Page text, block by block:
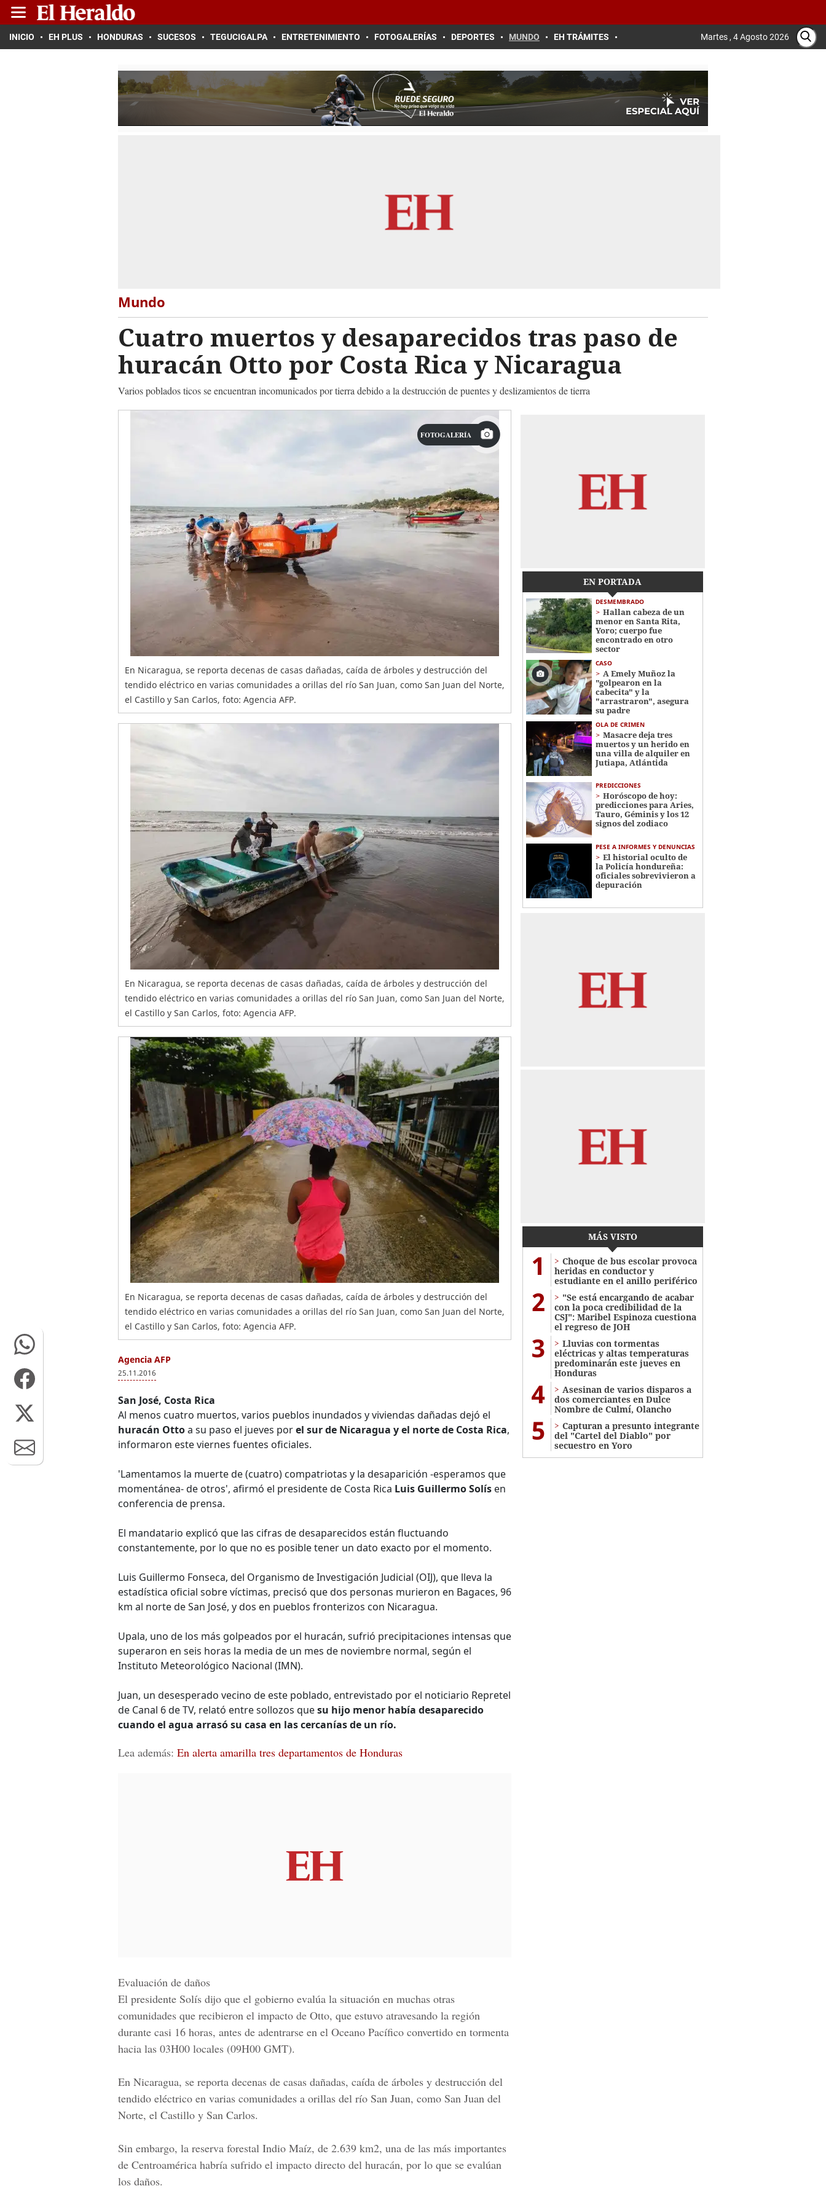
INICIO EH PLUS HONDURAS SUCESOS TEGUCIGALPA ENTRETENIMIENTO FOTOGALERÍAS DEPORTES MUNDO EH TRÁMITES Martes , 4 Agosto 2026
Mundo
Cuatro muertos y desaparecidos tras paso de
huracán Otto por Costa Rica y Nicaragua
Varios poblados ticos se encuentran incomunicados por tierra debido a la destrucción de puentes y deslizamientos de tierra
FOTOGALERÍA
En Nicaragua, se reporta decenas de casas dañadas, caída de árboles y destrucción del
tendido eléctrico en varias comunidades a orillas del río San Juan, como San Juan del Norte,
el Castillo y San Carlos, foto: Agencia AFP.
En Nicaragua, se reporta decenas de casas dañadas, caída de árboles y destrucción del
tendido eléctrico en varias comunidades a orillas del río San Juan, como San Juan del Norte,
el Castillo y San Carlos, foto: Agencia AFP.
En Nicaragua, se reporta decenas de casas dañadas, caída de árboles y destrucción del
tendido eléctrico en varias comunidades a orillas del río San Juan, como San Juan del Norte,
el Castillo y San Carlos, foto: Agencia AFP.
Agencia AFP
25.11.2016
San José, Costa Rica
Al menos cuatro muertos, varios pueblos inundados y viviendas dañadas dejó el
huracán Ottoa su paso el jueves porel sur de Nicaragua y el norte de Costa Rica,
informaron este viernes fuentes oficiales.
'Lamentamos la muerte de (cuatro) compatriotas y la desaparición -esperamos que
momentánea- de otros', afirmó el presidente de Costa Rica Luis Guillermo Solís en
conferencia de prensa.
El mandatario explicó que las cifras de desaparecidos están fluctuando
constantemente, por lo que no es posible tener un dato exacto por el momento.
Luis Guillermo Fonseca, del Organismo de Investigación Judicial (OIJ), que lleva la
estadística oficial sobre víctimas, precisó que dos personas murieron en Bagaces, 96
km al norte de San José, y dos en pueblos fronterizos con Nicaragua.
Upala, uno de los más golpeados por el huracán, sufrió precipitaciones intensas que
superaron en seis horas la media de un mes de noviembre normal, según el
Instituto Meteorológico Nacional (IMN).
Juan, un desesperado vecino de este poblado, entrevistado por el noticiario Repretel
de Canal 6 de TV, relató entre sollozos quesu hijo menor había desaparecido
cuando el agua arrasó su casa en las cercanías de un río.
Lea además: En alerta amarilla tres departamentos de Honduras
Evaluación de daños
El presidente Solís dijo que el gobierno evalúa la situación en muchas otras
comunidades que recibieron el impacto de Otto, que estuvo atravesando la región
durante casi 16 horas, antes de adentrarse en el Oceano Pacífico convertido en tormenta
hacia las 03H00 locales (09H00 GMT).
En Nicaragua, se reporta decenas de casas dañadas, caída de árboles y destrucción del
tendido eléctrico en varias comunidades a orillas del río San Juan, como San Juan del
Norte, el Castillo y San Carlos.
Sin embargo, la reserva forestal Indio Maíz, de 2.639 km2, una de las más importantes
de Centroamérica habría sufrido el impacto directo del huracán, por lo que se evalúan
los daños.
EN PORTADA
DESMEMBRADO
Hallan cabeza de un
menor en Santa Rita,
Yoro; cuerpo fue
encontrado en otro
sector
CASO
A Emely Muñoz la
"golpearon en la
cabecita" y la
"arrastraron", asegura
su padre
OLA DE CRIMEN
Masacre deja tres
muertos y un herido en
una villa de alquiler en
Jutiapa, Atlántida
PREDICCIONES
Horóscopo de hoy:
predicciones para Aries,
Tauro, Géminis y los 12
signos del zodiaco
PESE A INFORMES Y DENUNCIAS
El historial oculto de
la Policía hondureña:
oficiales sobrevivieron a
depuración
MÁS VISTO
1
Choque de bus escolar provoca
heridas en conductor y
estudiante en el anillo periférico
2
"Se está encargando de acabar
con la poca credibilidad de la
CSJ": Maribel Espinoza cuestiona
el regreso de JOH
3
Lluvias con tormentas
eléctricas y altas temperaturas
predominarán este jueves en
Honduras
4
Asesinan de varios disparos a
dos comerciantes en Dulce
Nombre de Culmí, Olancho
5
Capturan a presunto integrante
del "Cartel del Diablo" por
secuestro en Yoro